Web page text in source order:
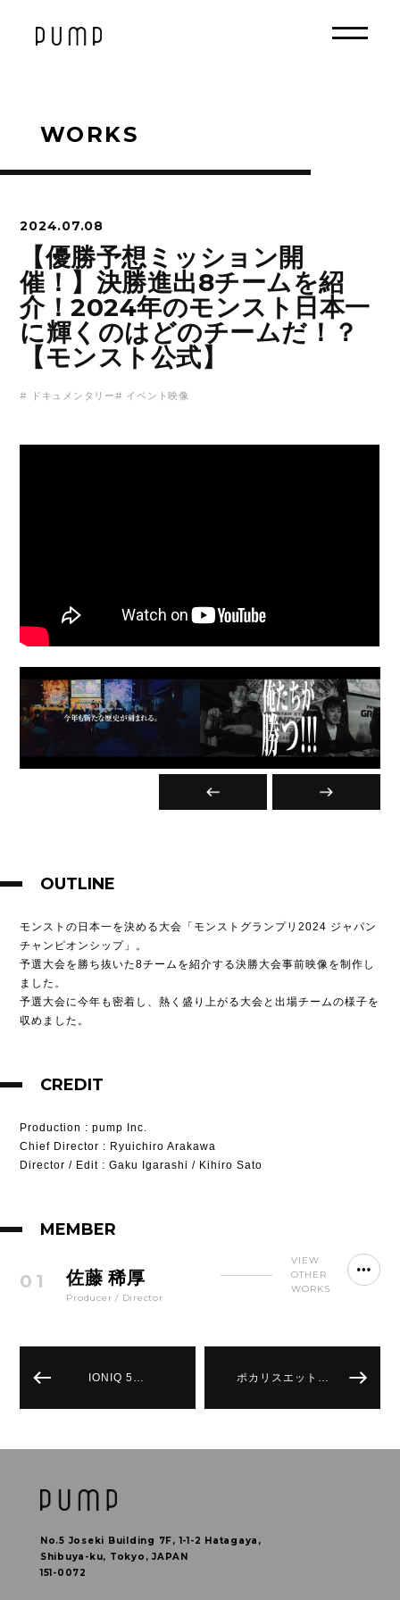
WORKS
2024.07.08
【優勝予想ミッション開
催！】決勝進出8チームを紹
介！2024年のモンスト日本一
に輝くのはどのチームだ！？
【モンスト公式】
# ドキュメンタリー# イベント映像
OUTLINE
モンストの日本一を決める大会「モンストグランプリ2024 ジャパン
チャンピオンシップ」。
予選大会を勝ち抜いた8チームを紹介する決勝大会事前映像を制作し
ました。
予選大会に今年も密着し、熱く盛り上がる大会と出場チームの様子を
収めました。
CREDIT
Production : pump Inc.
Chief Director : Ryuichiro Arakawa
Director / Edit : Gaku Igarashi / Kihiro Sato
MEMBER
01 佐藤 稀厚
Producer / Director
VIEW
OTHER
WORKS
IONIQ 5… ポカリスエット…
No.5 Joseki Building 7F, 1-1-2 Hatagaya,
Shibuya-ku, Tokyo, JAPAN
151-0072